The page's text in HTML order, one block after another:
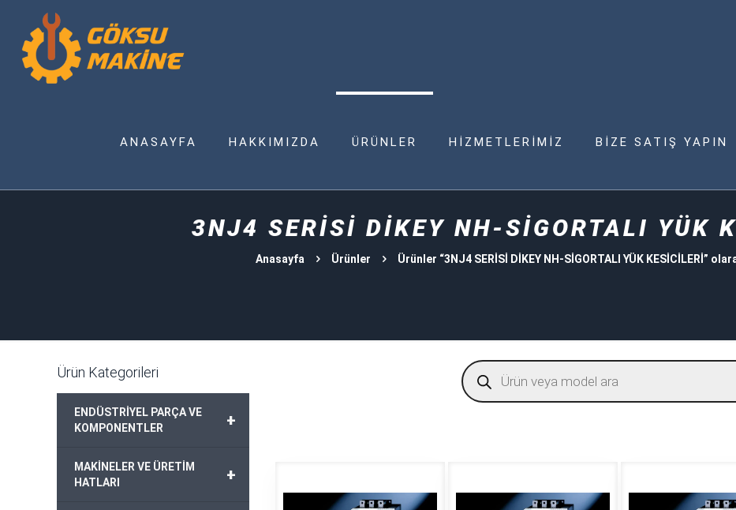
ANASAYFA HAKKIMIZDA ÜRÜNLER HİZMETLERİMİZ BİZE SATIŞ YAPIN
3NJ4 SERİSİ DİKEY NH-SİGORTALI YÜK
Anasayfa Ürünler Ürünler “3NJ4 SERİSİ DİKEY NH-SİGORTALI YÜK KESİCİLERİ”
Products
search
Ürün Kategorileri
+
ENDÜSTRİYEL PARÇA VE
KOMPONENTLER
+
MAKİNELER VE ÜRETİM
HATLARI